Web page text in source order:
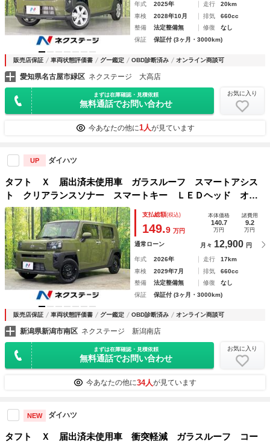
年式 2025年 走行
20km
車検
2028年10月 排気
660cc
整備
法定整備無 修復
なし
保証
保証付 (3ヶ月・3000km)
販売店保証 車両状態評価書 グー鑑定 OBD診断済み オンライン商談可
愛知県名古屋市緑区 ネクステージ 大高店
まずは在庫確認・見積依頼
無料通話でお問い合わせ
お気に入り
今あなたの他に1人が見ています
UP ダイハツ
タフト Ｘ 届出済未使用車 ガラスルーフ スマートアシス
ト クリアランスソナー スマートキー ＬＥＤヘッド オー
トハイビーム オートエアコン 電動格納ミラー アイドリン
グストップ 盗難防止システム
支払総額(税込)
149.9 万円
本体価格
140.7
万円
諸費用
9.2
万円
通常ローン 月々 12,900 円
年式 2026年 走行
17km
車検
2029年7月 排気
660cc
整備
法定整備無 修復
なし
保証
保証付 (3ヶ月・3000km)
販売店保証 車両状態評価書 グー鑑定 OBD診断済み オンライン商談可
新潟県新潟市南区 ネクステージ 新潟南店
まずは在庫確認・見積依頼
無料通話でお問い合わせ
お気に入り
今あなたの他に34人が見ています
NEW ダイハツ
タフト Ｘ 届出済未使用車 衝突軽減 ガラスルーフ コー